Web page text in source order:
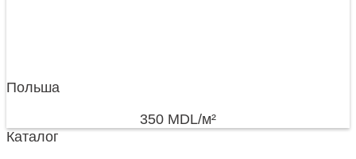
Польша
350 MDL/м²
Каталог